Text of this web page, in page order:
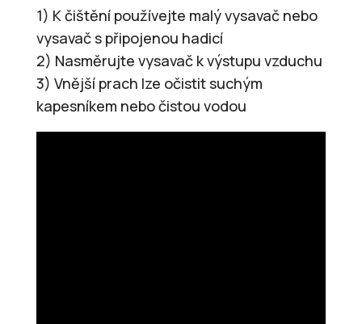
1) K čištění používejte malý vysavač nebo
vysavač s připojenou hadicí
2) Nasměrujte vysavač k výstupu vzduchu
3) Vnější prach lze očistit suchým
kapesníkem nebo čistou vodou